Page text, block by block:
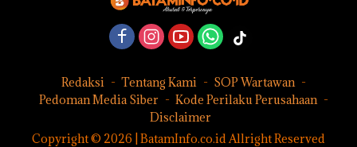
Redaksi Tentang Kami
SOP Wartawan
Pedoman Media Siber
Kode Perilaku Perusahaan
Disclaimer
Copyright © 2026 | BatamInfo.co.id Allright Reserved